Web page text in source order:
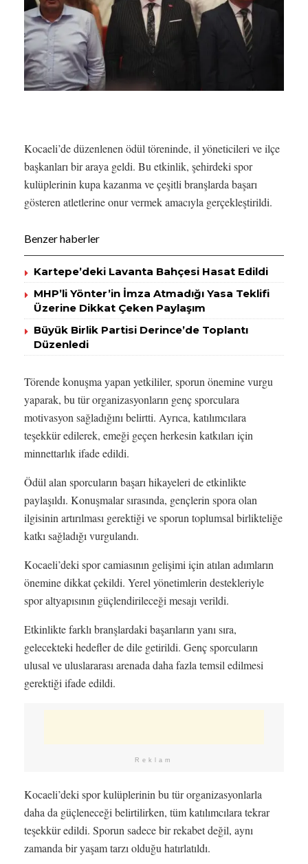
Kocaeli’de düzenlenen ödül töreninde, il yöneticileri ve ilçe
başkanları bir araya geldi. Bu etkinlik, şehirdeki spor
kulüplerinin kupa kazanma ve çeşitli branşlarda başarı
gösteren atletlerine onur vermek amacıyla gerçekleştirildi.
Benzer haberler
Kartepe’deki Lavanta Bahçesi Hasat Edildi
MHP’li Yönter’in İmza Atmadığı Yasa Teklifi
Üzerine Dikkat Çeken Paylaşım
Büyük Birlik Partisi Derince’de Toplantı
Düzenledi
Törende konuşma yapan yetkililer, sporun önemine vurgu
yaparak, bu tür organizasyonların genç sporculara
motivasyon sağladığını belirtti. Ayrıca, katılımcılara
teşekkür edilerek, emeği geçen herkesin katkıları için
minnettarlık ifade edildi.
Ödül alan sporcuların başarı hikayeleri de etkinlikte
paylaşıldı. Konuşmalar sırasında, gençlerin spora olan
ilgisinin artırılması gerektiği ve sporun toplumsal birlikteliğe
katkı sağladığı vurgulandı.
Kocaeli’deki spor camiasının gelişimi için atılan adımların
önemine dikkat çekildi. Yerel yönetimlerin destekleriyle
spor altyapısının güçlendirileceği mesajı verildi.
Etkinlikte farklı branşlardaki başarıların yanı sıra,
gelecekteki hedefler de dile getirildi. Genç sporcuların
ulusal ve uluslararası arenada daha fazla temsil edilmesi
gerektiği ifade edildi.
Reklam
Kocaeli’deki spor kulüplerinin bu tür organizasyonlarla
daha da güçleneceği belirtilirken, tüm katılımcılara tekrar
teşekkür edildi. Sporun sadece bir rekabet değil, aynı
zamanda bir yaşam tarzı olduğu hatırlatıldı.